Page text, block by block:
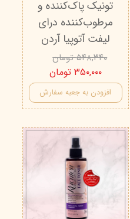
تونیک پاک‌کننده و
مرطوب‌کننده درای
لیفت آتوپیا آردن
۵۴۸,۳۴۰ تومان
۳۵۰,۰۰۰ تومان
افزودن به جعبه سفارش